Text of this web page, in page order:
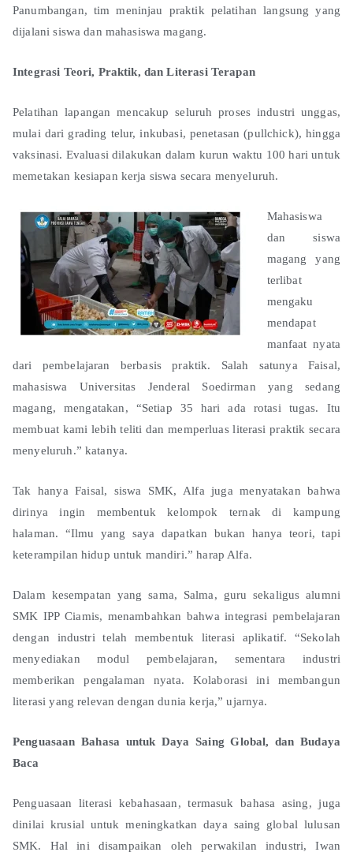
Panumbangan, tim meninjau praktik pelatihan langsung yang
dijalani siswa dan mahasiswa magang.
Integrasi Teori, Praktik, dan Literasi Terapan
Pelatihan lapangan mencakup seluruh proses industri unggas,
mulai dari grading telur, inkubasi, penetasan (pullchick), hingga
vaksinasi. Evaluasi dilakukan dalam kurun waktu 100 hari untuk
memetakan kesiapan kerja siswa secara menyeluruh.
Mahasiswa
dan siswa
magang yang
terlibat
mengaku
mendapat
manfaat nyata
dari pembelajaran berbasis praktik. Salah satunya Faisal,
mahasiswa Universitas Jenderal Soedirman yang sedang
magang, mengatakan, “Setiap 35 hari ada rotasi tugas. Itu
membuat kami lebih teliti dan memperluas literasi praktik secara
menyeluruh.” katanya.
Tak hanya Faisal, siswa SMK, Alfa juga menyatakan bahwa
dirinya ingin membentuk kelompok ternak di kampung
halaman. “Ilmu yang saya dapatkan bukan hanya teori, tapi
keterampilan hidup untuk mandiri.” harap Alfa.
Dalam kesempatan yang sama, Salma, guru sekaligus alumni
SMK IPP Ciamis, menambahkan bahwa integrasi pembelajaran
dengan industri telah membentuk literasi aplikatif. “Sekolah
menyediakan modul pembelajaran, sementara industri
memberikan pengalaman nyata. Kolaborasi ini membangun
literasi yang relevan dengan dunia kerja,” ujarnya.
Penguasaan Bahasa untuk Daya Saing Global, dan Budaya
Baca
Penguasaan literasi kebahasaan, termasuk bahasa asing, juga
dinilai krusial untuk meningkatkan daya saing global lulusan
SMK. Hal ini disampaikan oleh perwakilan industri, Iwan